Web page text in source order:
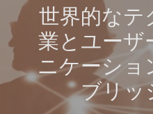
世界的なテ
業とユーザ
ニケーショ
ブリッ